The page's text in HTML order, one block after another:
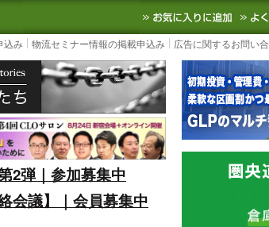
ニュースサイト
3PL, SCMなど国内外の最新の物流ニュお
込み 物流セミナー情報の掲載申込み 広告に関するお問い
2弾｜参加募集中
会議】｜会員募集中